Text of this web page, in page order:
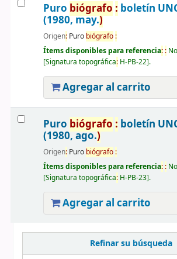
Refinar su búsqueda
Puro biógrafo : boletín
(1980, may.)
Origen: Puro biógrafo :
Ítems disponibles para referencia: :
Signatura topográfica: H-PB-22 .
Agregar al carrito
Puro biógrafo : boletín
(1980, ago.)
Origen: Puro biógrafo :
Ítems disponibles para referencia: :
Signatura topográfica: H-PB-23 .
Agregar al carrito